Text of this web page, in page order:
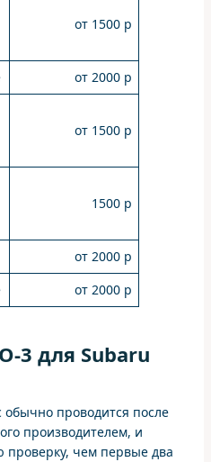
от 1500 р
от 2000 р
от 1500 р
1500 р
от 2000 р
от 2000 р
3 для Subaru
проводится после
производителем, и
проверку, чем первые два